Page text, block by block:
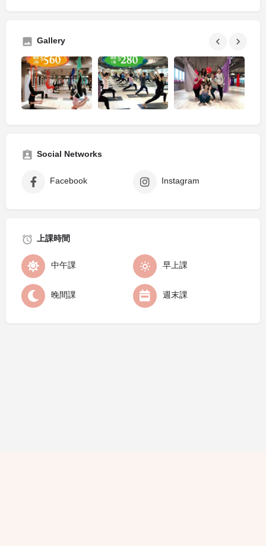
Gallery
Social Networks
Facebook Instagram
上課時間
中午課 早上課
晚間課 週末課